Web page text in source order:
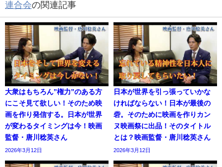
連合会の関連記事
大衆はもちろん”権力”のある方
にこそ見て欲しい！そのため映
画を作り発信する。日本が世界
が変わるタイミングは今！映画
監督・唐川稔英さん
2026年3月12日
日本が世界を引っ張っていかな
ければならない！日本が最後の
砦。そのために映画を作りカン
ヌ映画祭に出品！そのタイトル
とは？映画監督・唐川稔英さん
2026年3月12日